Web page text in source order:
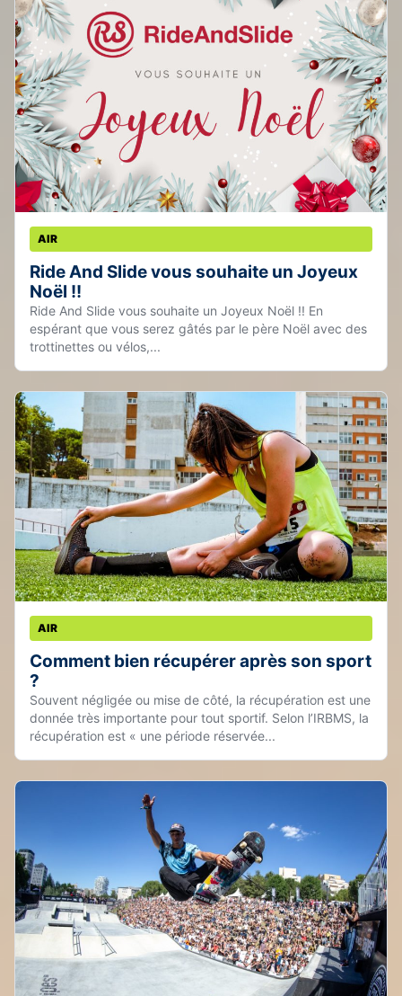
AIR
Ride And Slide vous souhaite un Joyeux
Noël !!
Ride And Slide vous souhaite un Joyeux Noël !! En
espérant que vous serez gâtés par le père Noël avec des
trottinettes ou vélos,...
AIR
Comment bien récupérer après son sport
?
Souvent négligée ou mise de côté, la récupération est une
donnée très importante pour tout sportif. Selon l’IRBMS, la
récupération est « une période réservée...